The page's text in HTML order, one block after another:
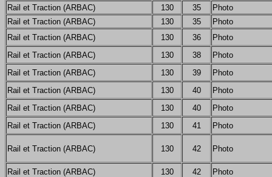
Rail et Traction (ARBAC)
130 35
Photo
Rail et Traction (ARBAC)
130 35
Photo
Rail et Traction (ARBAC)
130 36
Photo
Rail et Traction (ARBAC)
130 38
Photo
Rail et Traction (ARBAC)
130 39
Photo
Rail et Traction (ARBAC)
130 40
Photo
Rail et Traction (ARBAC)
130 40
Photo
Rail et Traction (ARBAC)
130 41 Photo
Rail et Traction (ARBAC) 130 42 Photo
Rail et Traction (ARBAC) 130 42
Photo